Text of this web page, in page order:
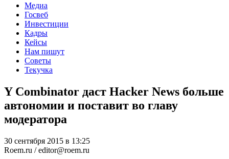
Медиа
Госвеб
Инвестиции
Кадры
Кейсы
Нам пишут
Советы
Текучка
Y Combinator даст Hacker News больше
автономии и поставит во главу
модератора
30 сентября 2015 в 13:25
Roem.ru / editor@roem.ru